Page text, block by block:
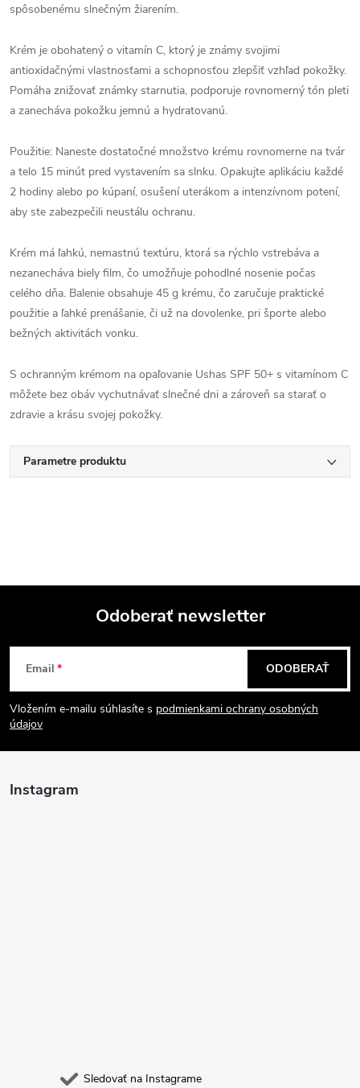
spôsobenému slnečným žiarením.
Krém je obohatený o vitamín C, ktorý je známy svojimi
antioxidačnými vlastnosťami a schopnosťou zlepšiť vzhľad pokožky.
Pomáha znižovať známky starnutia, podporuje rovnomerný tón pleti
a zanecháva pokožku jemnú a hydratovanú.
Použitie: Naneste dostatočné množstvo krému rovnomerne na tvár
a telo 15 minút pred vystavením sa slnku. Opakujte aplikáciu každé
2 hodiny alebo po kúpaní, osušení uterákom a intenzívnom potení,
aby ste zabezpečili neustálu ochranu.
Krém má ľahkú, nemastnú textúru, ktorá sa rýchlo vstrebáva a
nezanecháva biely film, čo umožňuje pohodlné nosenie počas
celého dňa. Balenie obsahuje 45 g krému, čo zaručuje praktické
použitie a ľahké prenášanie, či už na dovolenke, pri športe alebo
bežných aktivitách vonku.
S ochranným krémom na opaľovanie Ushas SPF 50+ s vitamínom C
môžete bez obáv vychutnávať slnečné dni a zároveň sa starať o
zdravie a krásu svojej pokožky.
Parametre produktu
Z
á
p
ä
Odoberať newsletter
Email
Vložením e-mailu súhlasíte s podmienkami ochrany osobných
údajov
ODOBERAŤ
Instagram
Sledovať na Instagrame